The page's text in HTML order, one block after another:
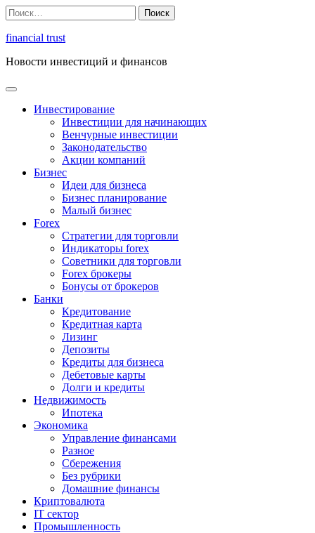
Перейти
к
содержимому
Найти:
financial trust
Новости инвестиций и финансов
Инвестирование
Инвестиции для начинающих
Венчурные инвестиции
Законодательство
Акции компаний
Бизнес
Идеи для бизнеса
Бизнес планирование
Малый бизнес
Forex
Стратегии для торговли
Индикаторы forex
Советники для торговли
Forex брокеры
Бонусы от брокеров
Банки
Кредитование
Кредитная карта
Лизинг
Депозиты
Кредиты для бизнеса
Дебетовые карты
Долги и кредиты
Недвижимость
Ипотека
Экономика
Управление финансами
Разное
Сбережения
Без рубрики
Домашние финансы
Криптовалюта
IT сектор
Промышленность